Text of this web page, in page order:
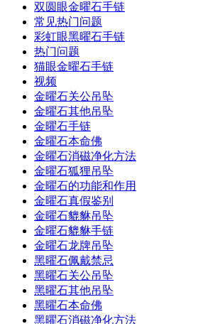
双圆眼金曜石手链
常见热门问题
彩虹眼黑曜石手链
热门问题
猫眼金曜石手链
视频
金曜石关公吊坠
金曜石其他吊坠
金曜石手链
金曜石本命佛
金曜石消磁净化方法
金曜石狐狸吊坠
金曜石的功能和作用
金曜石真假鉴别
金曜石貔貅吊坠
金曜石貔貅手链
金曜石龙牌吊坠
黑曜石佩戴禁忌
黑曜石关公吊坠
黑曜石其他吊坠
黑曜石本命佛
黑曜石消磁净化方法